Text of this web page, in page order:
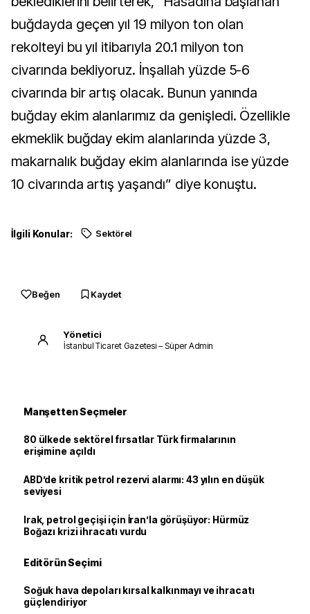
buğdayda geçen yıl 19 milyon ton olan
rekolteyi bu yıl itibarıyla 20.1 milyon ton
civarında bekliyoruz. İnşallah yüzde 5-6
civarında bir artış olacak. Bunun yanında
buğday ekim alanlarımız da genişledi. Özellikle
ekmeklik buğday ekim alanlarında yüzde 3,
makarnalık buğday ekim alanlarında ise yüzde
10 civarında artış yaşandı” diye konuştu.
İlgili Konular: Sektörel
Beğen Kaydet
Yönetici
İstanbul Ticaret Gazetesi – Süper Admin
Manşetten Seçmeler
80 ülkede sektörel fırsatlar Türk firmalarının
erişimine açıldı
ABD’de kritik petrol rezervi alarmı: 43 yılın en düşük
seviyesi
Irak, petrol geçişi için İran’la görüşüyor: Hürmüz
Boğazı krizi ihracatı vurdu
Editörün Seçimi
Soğuk hava depoları kırsal kalkınmayı ve ihracatı
güçlendiriyor